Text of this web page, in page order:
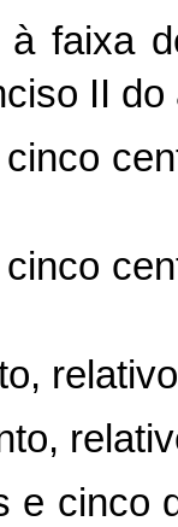
à faixa
II do
e cinco